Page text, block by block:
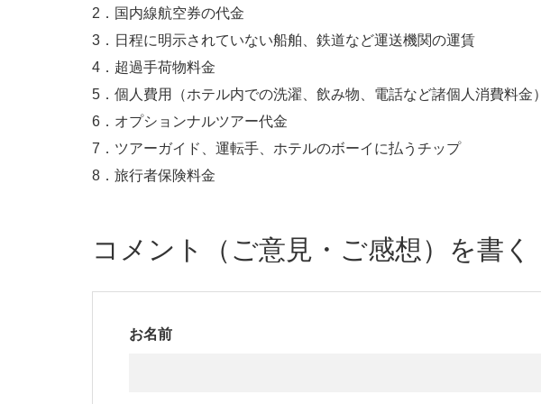
2．国内線航空券の代金
3．日程に明示されていない船舶、鉄道など運送機関の運賃
4．超過手荷物料金
5．個人費用（ホテル内での洗濯、飲み物、電話など諸個人消費料金）
6．オプションナルツアー代金
7．ツアーガイド、運転手、ホテルのボーイに払うチップ
8．旅行者保険料金
コメント（ご意見・ご感想）を書く
お名前